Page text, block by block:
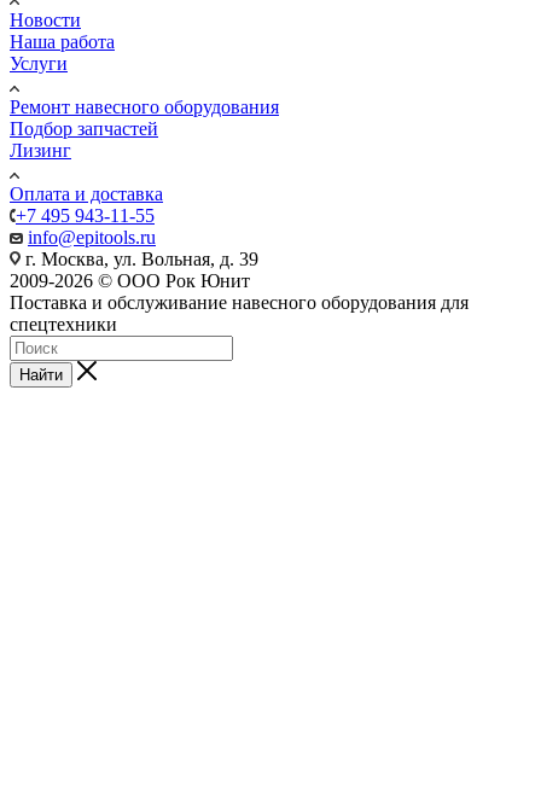
Новости
Наша работа
Услуги
Ремонт навесного оборудования
Подбор запчастей
Лизинг
Оплата и доставка
+7 495 943-11-55
info@epitools.ru
г. Москва, ул. Вольная, д. 39
2009-2026 © ООО Рок Юнит
Поставка и обслуживание навесного оборудования для
спецтехники
Найти